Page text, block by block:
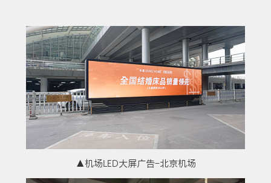
▲机场LED大屏广告-北京机场